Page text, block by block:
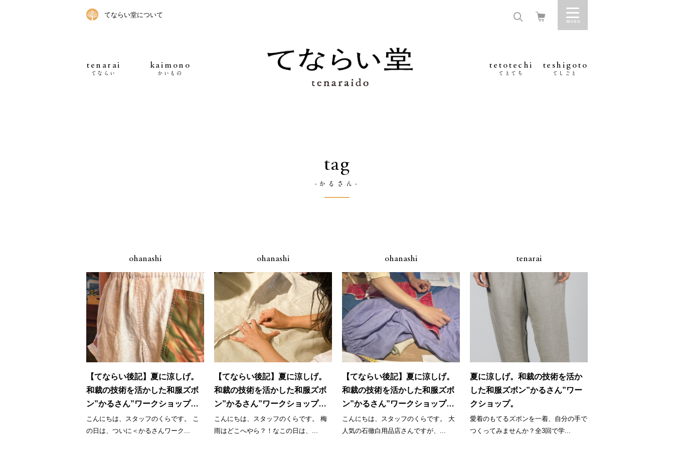
てならい堂について
tenarai
てならい
kaimono
かいもの
tetotechi
てとてち
teshigoto
てしごと
tag
-かるさん-
ohanashi
【てならい後記】夏に涼しげ。
和裁の技術を活かした和服ズボ
ン”かるさん”ワークショップ。
第３回目
こんにちは、スタッフのくらです。 こ
の日は、ついに＜かるさんワーク...
ohanashi
【てならい後記】夏に涼しげ。
和裁の技術を活かした和服ズボ
ン”かるさん”ワークショップ。
第２回目
こんにちは、スタッフのくらです。 梅
雨はどこへやら？！なこの日は、...
ohanashi
【てならい後記】夏に涼しげ。
和裁の技術を活かした和服ズボ
ン”かるさん”ワークショップ。
第１回目
こんにちは、スタッフのくらです。 大
人気の石徹白用品店さんですが、...
tenarai
夏に涼しげ。和裁の技術を活か
した和服ズボン”かるさん”ワー
クショップ。
愛着のもてるズボンを一着、自分の手で
つくってみませんか？全3回で学...